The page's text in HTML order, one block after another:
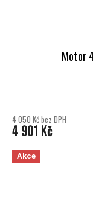
Motor
4 050 Kč bez DPH
4 901 Kč
Akce